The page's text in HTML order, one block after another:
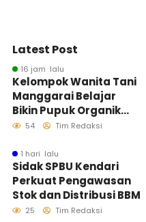
Latest Post
16 jam lalu
Kelompok Wanita Tani
Manggarai Belajar
Bikin Pupuk Organik
Cair, Dosen dan
Tematik UHO Dorong
Pertanian Mandiri dan
Ramah Lingkungan
54 Tim Redaksi
1 hari lalu
Sidak SPBU Kendari
Perkuat Pengawasan
Stok dan Distribusi BBM
25 Tim Redaksi